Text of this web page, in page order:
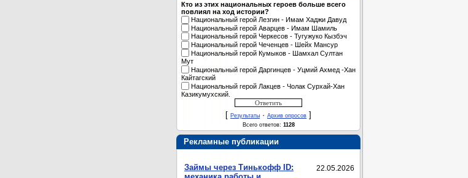
Кто из этих национальных героев больше всего
повлиял на ход истории?
Национальный герой Лезгин - Имам Хаджи Давуд
Национальный герой Аварцев - Имам Шамиль
Национальный герой Черкесов - Тугужуко Кызбэч
Национальный герой Чеченцев - Шейх Мансур
Национальный герой Кумыков - Шамхал Султан
Мут
Национальный герой Даргинцев - Уцмий Ахмед -Хан
Кайтагский
Национальный герой Лакцев - Чолак Сурхай-Хан
Казикумухский.
[ Результаты · Архив опросов ]
Всего ответов: 1128
Рекламные публикации
22.05.2026
Займы через Тинькофф ID: